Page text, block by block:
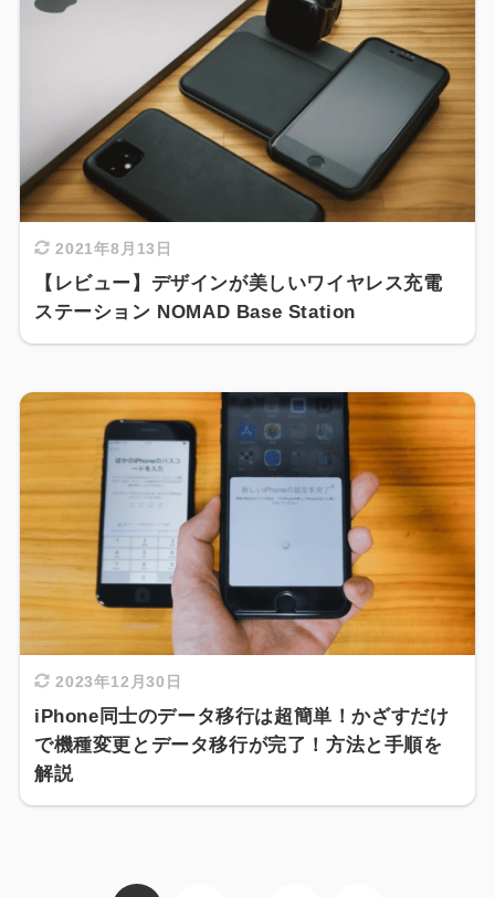
2021年8月13日
【レビュー】デザインが美しいワイヤレス充電
ステーション NOMAD Base Station
2023年12月30日
iPhone同士のデータ移行は超簡単！かざすだけ
で機種変更とデータ移行が完了！方法と手順を
解説